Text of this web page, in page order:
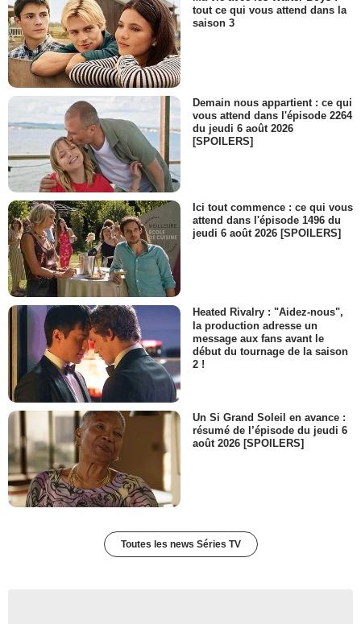
tout ce qui vous attend dans la
saison 3
Demain nous appartient : ce qui
vous attend dans l'épisode 2264
du jeudi 6 août 2026
[SPOILERS]
Ici tout commence : ce qui vous
attend dans l'épisode 1496 du
jeudi 6 août 2026 [SPOILERS]
Heated Rivalry : "Aidez-nous",
la production adresse un
message aux fans avant le
début du tournage de la saison
2 !
Un Si Grand Soleil en avance :
résumé de l’épisode du jeudi 6
août 2026 [SPOILERS]
Toutes les news Séries TV